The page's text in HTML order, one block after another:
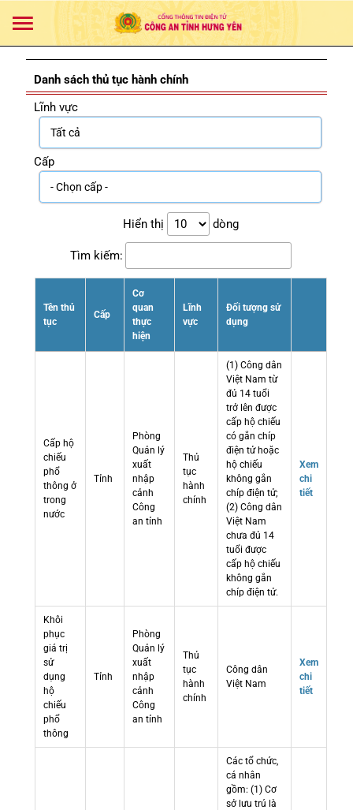
Danh sách thủ tục hành chính
Lĩnh vực
Cấp
Hiển thị dòng
Tìm kiếm:
Tên thủ
tục
Cấp
Cơ
quan
thực
hiện
Lĩnh
vực
Đối tượng sử
dụng
Cấp hộ
chiếu
phổ
thông ở
trong
nước
Tỉnh
Phòng
Quản lý
xuất
nhập
cảnh
Công
an tỉnh
Thủ
tục
hành
chính
(1) Công dân
Việt Nam từ
đủ 14 tuổi
trở lên được
cấp hộ chiếu
có gắn chíp
điện tử hoặc
hộ chiếu
không gắn
chíp điện tử;
(2) Công dân
Việt Nam
chưa đủ 14
tuổi được
cấp hộ chiếu
không gắn
chíp điện tử.
Xem
chi
tiết
Khôi
phục
giá trị
sử
dụng
hộ
chiếu
phổ
thông
Tỉnh
Phòng
Quản lý
xuất
nhập
cảnh
Công
an tỉnh
Thủ
tục
hành
chính
Công dân
Việt Nam
Xem
chi
tiết
Các tổ chức,
cá nhân
gồm: (1) Cơ
sở lưu trú là